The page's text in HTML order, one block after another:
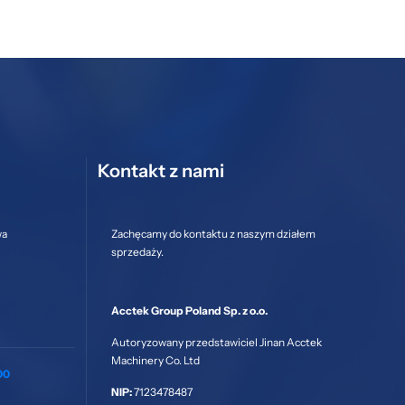
Kontakt z nami
Zachęcamy do kontaktu z naszym działem
sprzedaży.
Acctek Group Poland Sp. z o.o.
Autoryzowany przedstawiciel Jinan Acctek
Machinery Co. Ltd
NIP:7123478487